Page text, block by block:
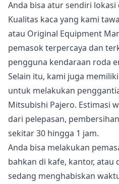
Anda bisa atur sendiri
Kualitas kaca yang kami
atau Original Equipment
pemasok terpercaya dan
pengguna kendaraan roda
Selain itu, kami juga
untuk melakukan
Mitsubishi Pajero. Estimasi
dari pelepasan,
sekitar 30 hingga 1 jam.
Anda bisa melakukan
bahkan di kafe, kantor, atau
sedang menghabiskan